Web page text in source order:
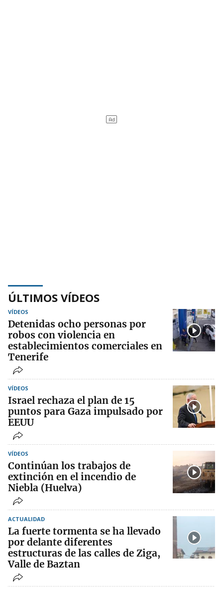
ÚLTIMOS VÍDEOS
VÍDEOS
Detenidas ocho personas por
robos con violencia en
establecimientos comerciales en
Tenerife
VÍDEOS
Israel rechaza el plan de 15
puntos para Gaza impulsado por
EEUU
VÍDEOS
Continúan los trabajos de
extinción en el incendio de
Niebla (Huelva)
ACTUALIDAD
La fuerte tormenta se ha llevado
por delante diferentes
estructuras de las calles de Ziga,
Valle de Baztan